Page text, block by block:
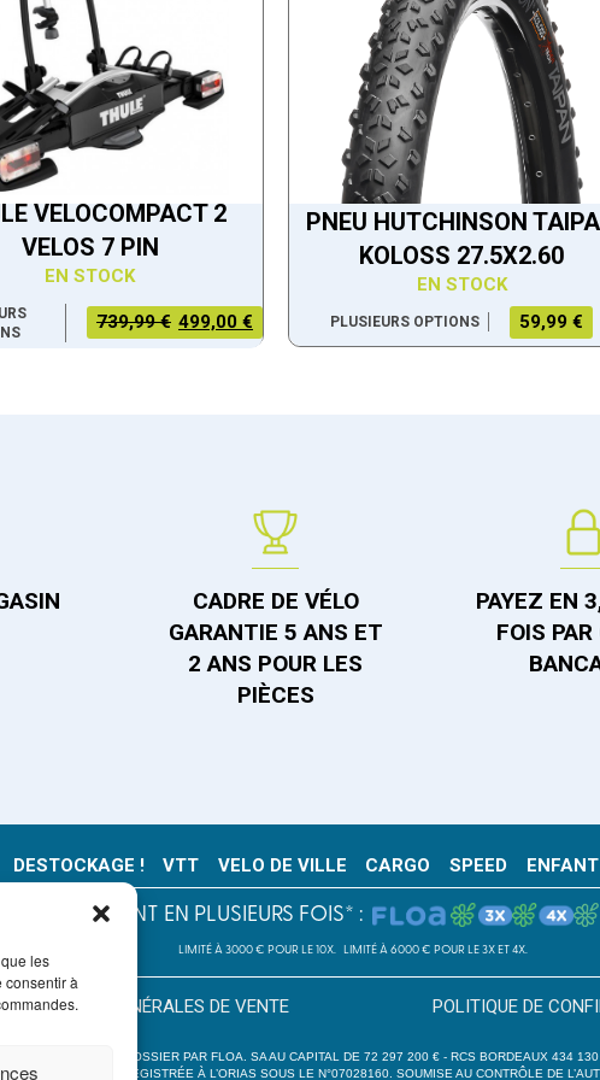
les
consentir à
VELOCOMPACT 2
VELOS 7 PIN
EN STOCK
739,99 €
LE PRIX
INITIAL
499,00 €
LE PRIX
ACTUEL
PNEU HUTCHINSON
KOLOSS 27.5X2.60
EN STOCK
PLUSIEURS OPTIONS 59,99 €
CADRE DE VÉLO
GARANTIE 5 ANS ET
2 ANS POUR LES
PIÈCES
PAYEZ EN
FOIS
DESTOCKAGE ! VTT VELO DE VILLE CARGO SPEED ENFANT
PAIEMENT EN PLUSIEURS FOIS* :
LIMITÉ À 3000 € POUR LE 10X. LIMITÉ À 6000 € POUR LE 3X ET 4X.
CONDITION GÉNÉRALES DE VENTE POLITIQUE DE
D’ACCEPTATION DU DOSSIER PAR FLOA. SA AU CAPITAL DE 72 297 200 € - RCS BORDEAUX 434
BORDEAUX, ENREGISTRÉE À L’ORIAS SOUS LE N°07028160. SOUMISE AU CONTRÔLE DE